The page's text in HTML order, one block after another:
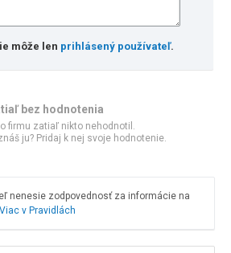
môže len prihlásený používateľ.
bez hodnotenia
firmu zatiaľ nikto nehodnotil.
ju? Pridaj k nej svoje hodnotenie.
nenesie zodpovednosť za informácie na
Viac v Pravidlách